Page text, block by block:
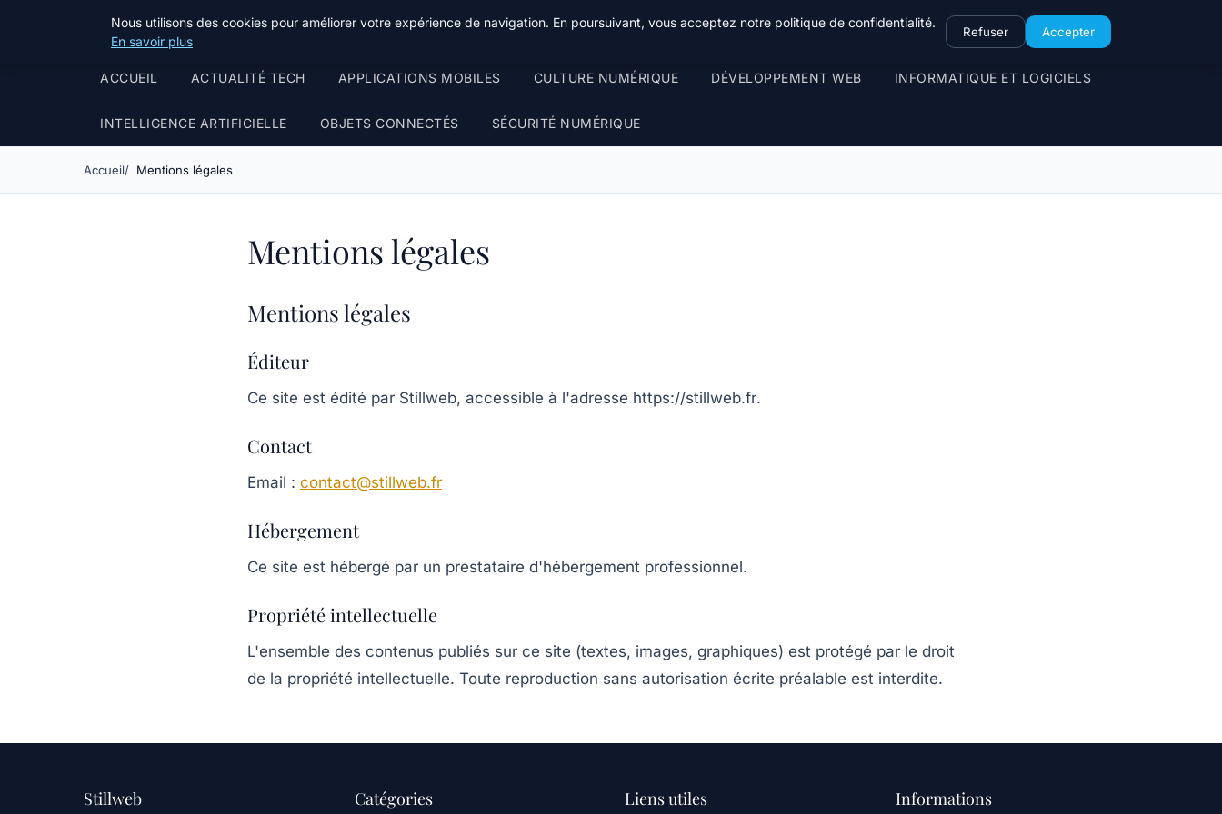
Stillweb
ACCUEIL ACTUALITÉ TECH APPLICATIONS MOBILES CULTURE NUMÉRIQUE DÉVELOPPEMENT WEB INFORMATIQUE ET LOGICIELS
INTELLIGENCE ARTIFICIELLE OBJETS CONNECTÉS SÉCURITÉ NUMÉRIQUE
Accueil Mentions légales
Mentions légales
Mentions légales
Éditeur
Ce site est édité par Stillweb, accessible à l'adresse https://stillweb.fr.
Contact
Email : contact@stillweb.fr
Hébergement
Ce site est hébergé par un prestataire d'hébergement professionnel.
Propriété intellectuelle
L'ensemble des contenus publiés sur ce site (textes, images, graphiques) est protégé par le droit
de la propriété intellectuelle. Toute reproduction sans autorisation écrite préalable est interdite.
Stillweb Catégories Liens utiles Informations
Nous utilisons des cookies pour améliorer votre expérience de navigation. En poursuivant, vous acceptez notre politique de confidentialité.
En savoir plus
Refuser Accepter